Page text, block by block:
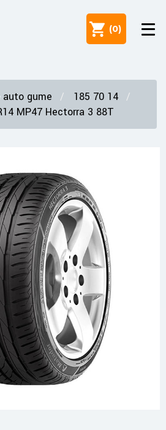
(0)
auto gume
185 70 14
MP47 Hectorra 3 88T